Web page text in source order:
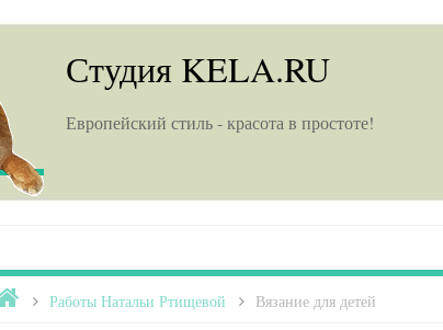
Студия KELA.RU
Европейский стиль - красота в простоте!
HomeРаботы Натальи Ртищевой Вязание для детей